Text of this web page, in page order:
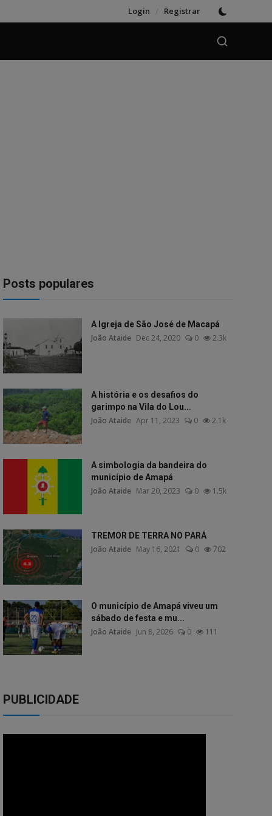
Login / Registrar
Posts populares
A Igreja de São José de Macapá
João Ataide Dec 24, 2020 0 2.3k
A história e os desafios do
garimpo na Vila do Lou...
João Ataide Apr 11, 2023 0 2.1k
A simbologia da bandeira do
município de Amapá
João Ataide Mar 20, 2023 0 1.5k
TREMOR DE TERRA NO PARÁ
João Ataide May 16, 2021 0 702
O município de Amapá viveu um
sábado de festa e mu...
João Ataide Jun 8, 2026 0 111
PUBLICIDADE